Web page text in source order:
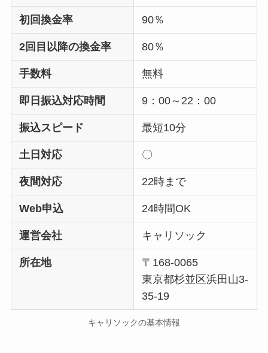
初回換金率 90％
2回目以降の換金率 80％
手数料 無料
即日振込対応時間 9：00～22：00
振込スピード 最短10分
土日対応 〇
夜間対応 22時まで
Web申込 24時間OK
運営会社 キャリソック
所在地
〒168-0065
東京都杉並区浜田山3-
35-19
キャリソックの基本情報